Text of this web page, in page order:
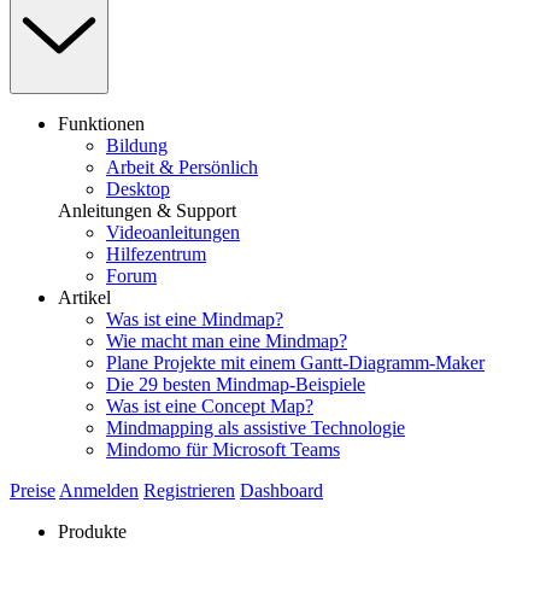
Funktionen
Bildung
Arbeit & Persönlich
Desktop
Anleitungen & Support
Videoanleitungen
Hilfezentrum
Forum
Artikel
Was ist eine Mindmap?
Wie macht man eine Mindmap?
Plane Projekte mit einem Gantt-Diagramm-Maker
Die 29 besten Mindmap-Beispiele
Was ist eine Concept Map?
Mindmapping als assistive Technologie
Mindomo für Microsoft Teams
Preise Anmelden Registrieren Dashboard
Produkte